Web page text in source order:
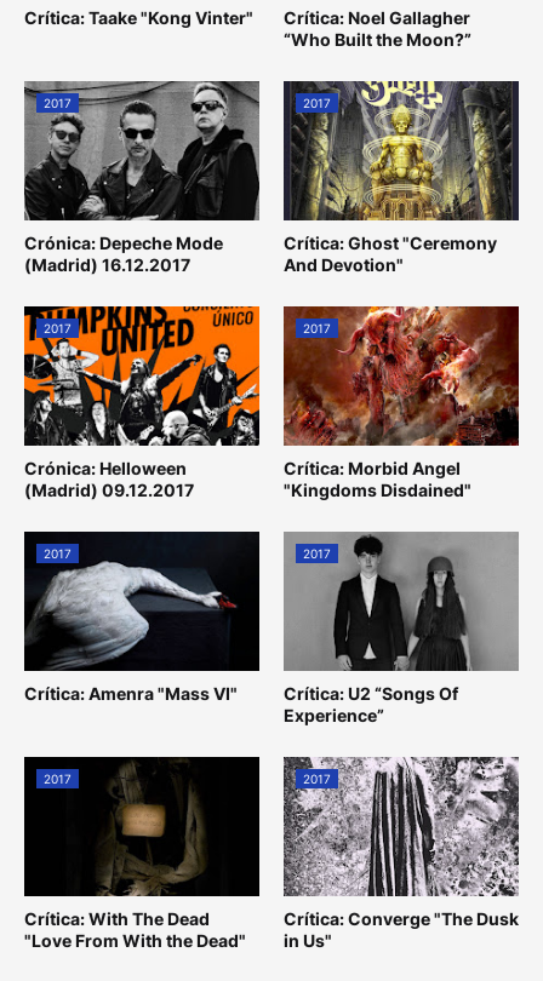
Crítica: Taake "Kong Vinter"
Crítica: Noel Gallagher
“Who Built the Moon?”
2017
Crónica: Depeche Mode
(Madrid) 16.12.2017
2017
Crítica: Ghost "Ceremony
And Devotion"
2017
Crónica: Helloween
(Madrid) 09.12.2017
2017
Crítica: Morbid Angel
"Kingdoms Disdained"
2017
Crítica: Amenra "Mass VI"
2017
Crítica: U2 “Songs Of
Experience”
2017
Crítica: With The Dead
"Love From With the Dead"
2017
Crítica: Converge "The Dusk
in Us"